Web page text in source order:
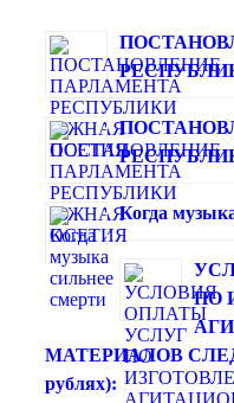
Когда
ПО
МАТЕРИАЛОВ
рублях):